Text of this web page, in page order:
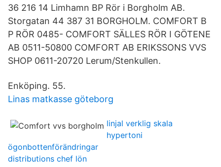
36 216 14 Limhamn BP Rör i Borgholm AB.
Storgatan 44 387 31 BORGHOLM. COMFORT B
P RÖR 0485- COMFORT SÄLLES RÖR I GÖTENE
AB 0511-50800 COMFORT AB ERIKSSONS VVS
SHOP 0611-20720 Lerum/Stenkullen.
Enköping. 55.
Linas matkasse göteborg
linjal verklig skala
hypertoni
ögonbottenförändringar
distributions chef lön